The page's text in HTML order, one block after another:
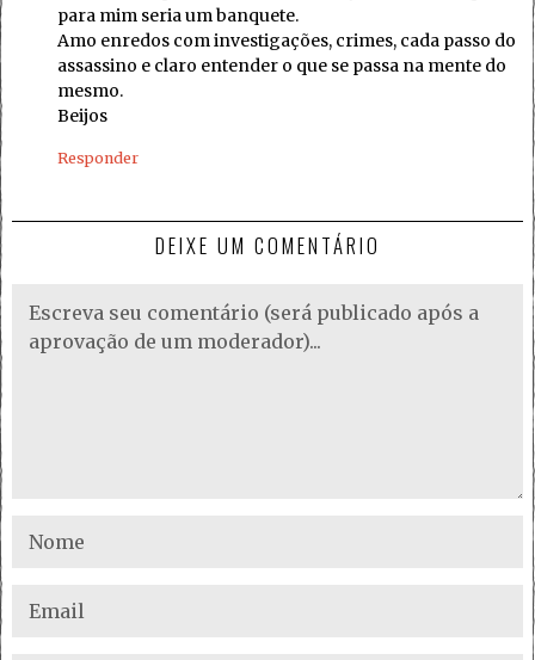
para mim seria um banquete.
Amo enredos com investigações, crimes, cada passo do
assassino e claro entender o que se passa na mente do
mesmo.
Beijos
Responder
DEIXE UM COMENTÁRIO